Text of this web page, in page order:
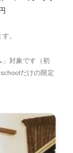
。
対象です（初
だけの限定